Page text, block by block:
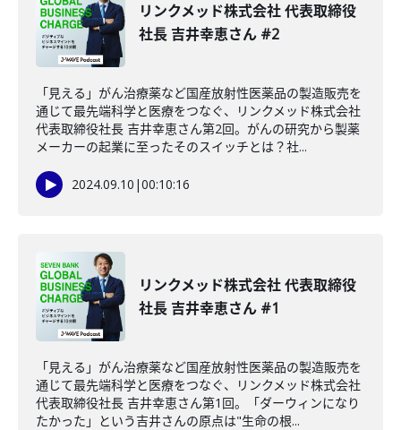
リンクメッド株式会社 代表取締役
社長 吉井幸恵さん #2
「見える」がん治療薬など国産放射性医薬品の製造販売を
通じて最先端科学と医療をつなぐ、リンクメッド株式会社
代表取締役社長 吉井幸恵さん第2回。がんの研究から製薬
メーカーの起業に至ったそのスイッチとは？社...
2024.09.10 |00:10:16
リンクメッド株式会社 代表取締役
社長 吉井幸恵さん #1
「見える」がん治療薬など国産放射性医薬品の製造販売を
通じて最先端科学と医療をつなぐ、リンクメッド株式会社
代表取締役社長 吉井幸恵さん第1回。「ダーウィンになり
たかった」という吉井さんの原点は"生命の根...